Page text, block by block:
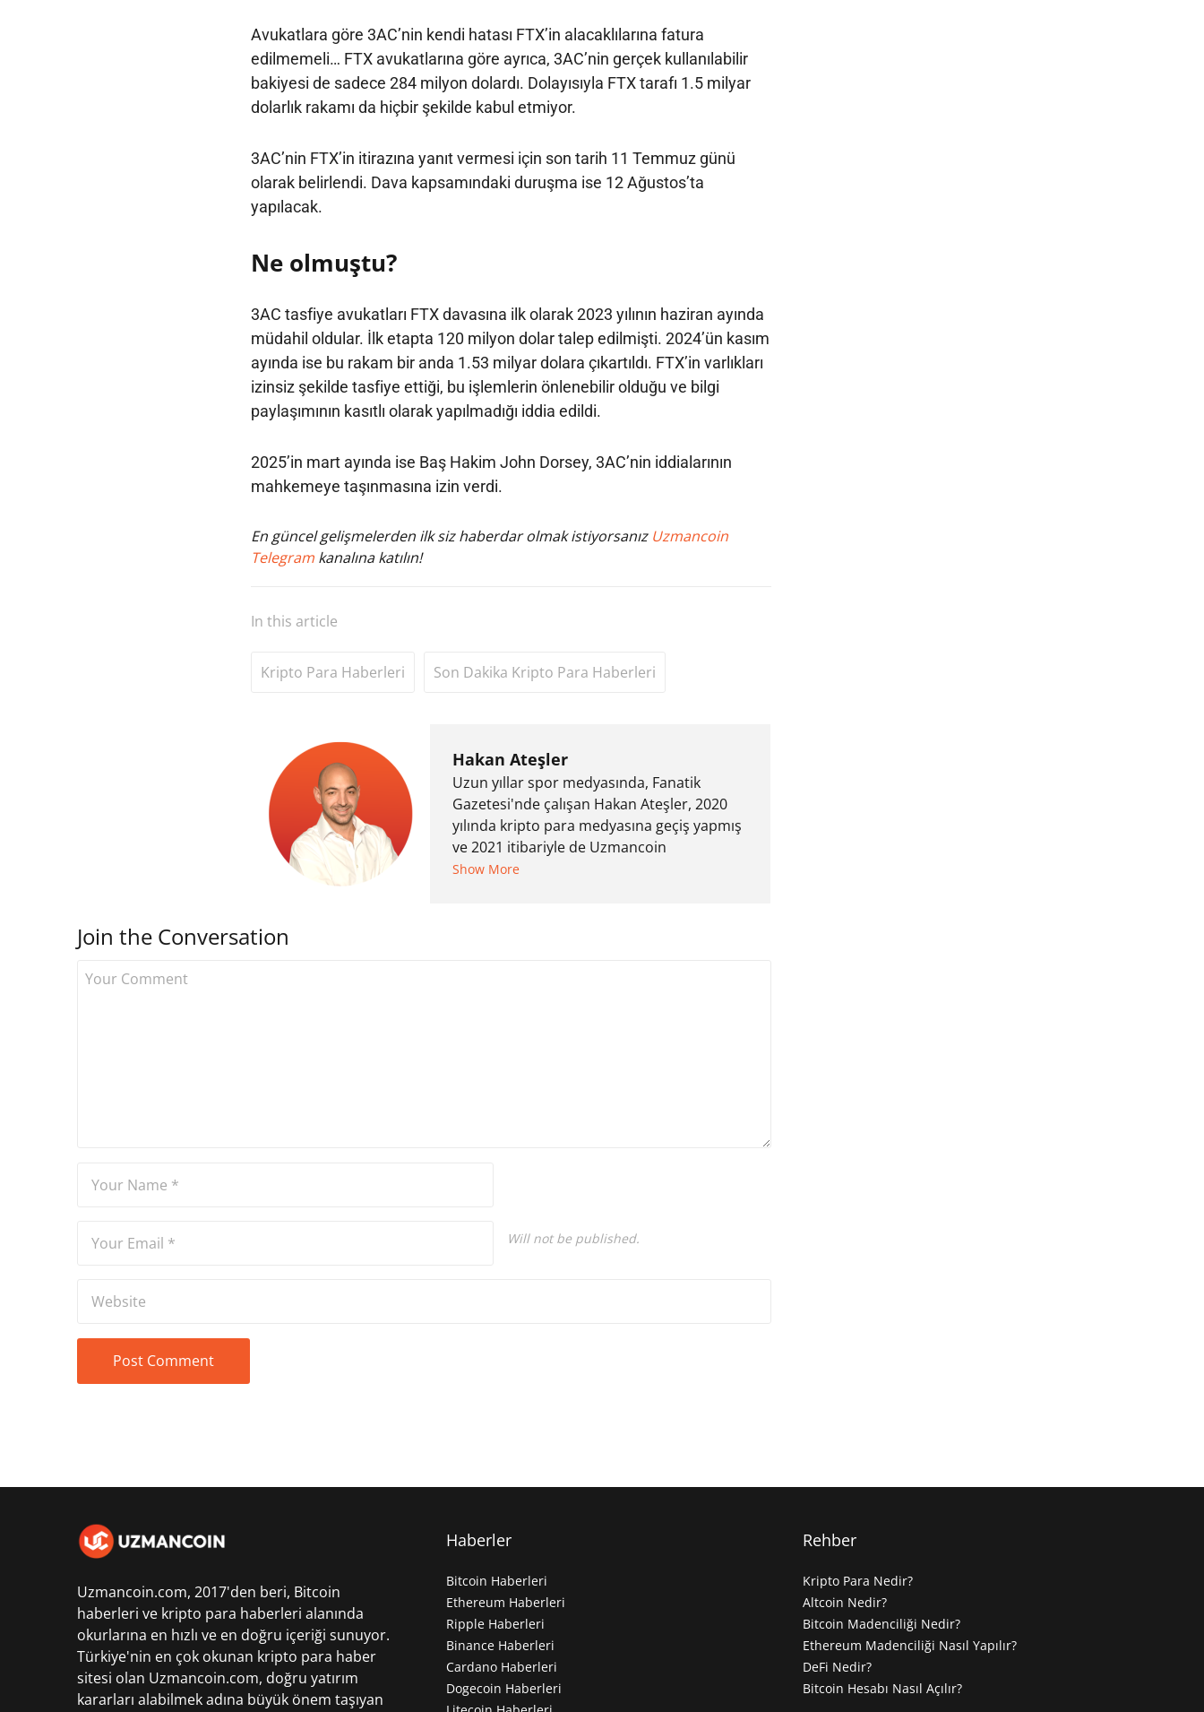
Avukatlara göre 3AC’nin kendi hatası FTX’in alacaklılarına fatura
edilmemeli… FTX avukatlarına göre ayrıca, 3AC’nin gerçek kullanılabilir
bakiyesi de sadece 284 milyon dolardı. Dolayısıyla FTX tarafı 1.5 milyar
dolarlık rakamı da hiçbir şekilde kabul etmiyor.
3AC’nin FTX’in itirazına yanıt vermesi için son tarih 11 Temmuz günü
olarak belirlendi. Dava kapsamındaki duruşma ise 12 Ağustos’ta
yapılacak.
Ne olmuştu?
3AC tasfiye avukatları FTX davasına ilk olarak 2023 yılının haziran ayında
müdahil oldular. İlk etapta 120 milyon dolar talep edilmişti. 2024’ün kasım
ayında ise bu rakam bir anda 1.53 milyar dolara çıkartıldı. FTX’in varlıkları
izinsiz şekilde tasfiye ettiği, bu işlemlerin önlenebilir olduğu ve bilgi
paylaşımının kasıtlı olarak yapılmadığı iddia edildi.
2025’in mart ayında ise Baş Hakim John Dorsey, 3AC’nin iddialarının
mahkemeye taşınmasına izin verdi.
En güncel gelişmelerden ilk siz haberdar olmak istiyorsanız Uzmancoin
Telegram kanalına katılın!
In this article
Kripto Para Haberleri Son Dakika Kripto Para Haberleri
Hakan Ateşler
Uzun yıllar spor medyasında, Fanatik
Gazetesi'nde çalışan Hakan Ateşler, 2020
yılında kripto para medyasına geçiş yapmış
ve 2021 itibariyle de Uzmancoin
bünyesinde çalışmaya başlamıştır. Notre
Show More
Join the Conversation
Will not be published.
Uzmancoin.com, 2017'den beri, Bitcoin
haberleri ve kripto para haberleri alanında
okurlarına en hızlı ve en doğru içeriği sunuyor.
Türkiye'nin en çok okunan kripto para haber
sitesi olan Uzmancoin.com, doğru yatırım
kararları alabilmek adına büyük önem taşıyan
Haberler
Bitcoin Haberleri
Ethereum Haberleri
Ripple Haberleri
Binance Haberleri
Cardano Haberleri
Dogecoin Haberleri
Rehber
Kripto Para Nedir?
Altcoin Nedir?
Bitcoin Madenciliği Nedir?
Ethereum Madenciliği Nasıl Yapılır?
DeFi Nedir?
Bitcoin Hesabı Nasıl Açılır?